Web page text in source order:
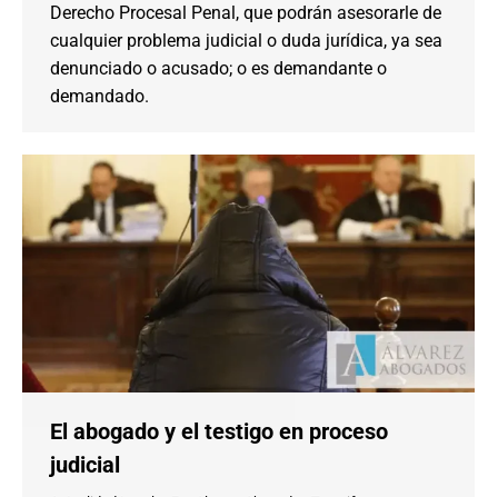
Derecho Procesal Penal, que podrán asesorarle de
cualquier problema judicial o duda jurídica, ya sea
denunciado o acusado; o es demandante o
demandado.
El abogado y el testigo en proceso
judicial